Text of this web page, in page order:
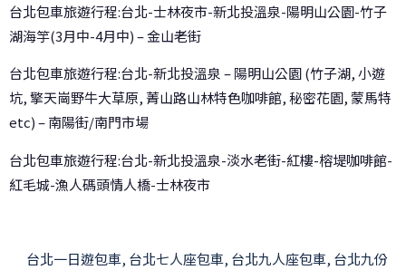
台北包車旅遊行程:台北-士林夜市-新北投溫泉-陽明山公園-竹子
湖海竽(3月中-4月中) – 金山老街
台北包車旅遊行程:台北-新北投溫泉 – 陽明山公園 (竹子湖, 小遊
坑, 擎天崗野牛大草原, 菁山路山林特色咖啡館, 秘密花園, 蒙馬特
etc) – 南陽街/南門市場
台北包車旅遊行程:台北-新北投溫泉-淡水老街-紅樓-榕堤咖啡館-
紅毛城-漁人碼頭情人橋-士林夜市
台北一日遊包車, 台北七人座包車, 台北九人座包車, 台北九份